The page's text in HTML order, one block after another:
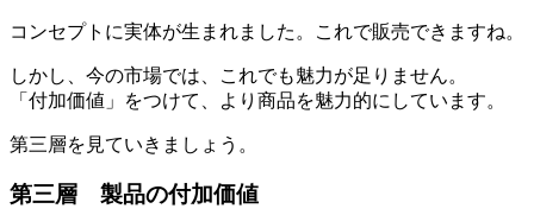
コンセプトに実体が生まれました。これで販売できますね。
しかし、今の市場では、これでも魅力が足りません。
「付加価値」をつけて、より商品を魅力的にしています。
第三層を見ていきましょう。
第三層 製品の付加価値